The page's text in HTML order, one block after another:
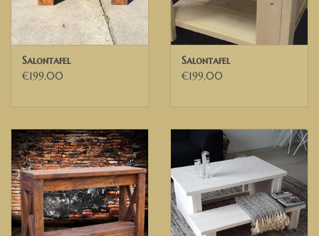
Salontafel
€199,00
Salontafel
€199,00